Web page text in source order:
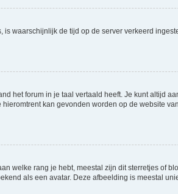
waarschijnlijk de tijd op de server verkeerd
het forum in je taal vertaald heeft. Je kunt altijd
kan gevonden worden op de website
welke rang je hebt, meestal zijn dit sterretjes of
als een avatar. Deze afbeelding is meestal